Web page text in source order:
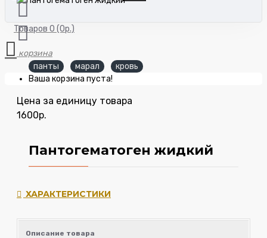
Товаров 0 (0р.)
Ваша корзина пуста!
панты марал кровь
Цена за единицу товара
1600р.
Пантогематоген жидкий
ХАРАКТЕРИСТИКИ
Описание товара